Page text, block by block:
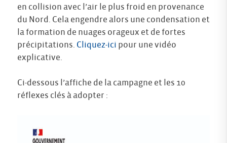
en collision avec l’air le plus froid en provenance
du Nord. Cela engendre alors une condensation et
la formation de nuages orageux et de fortes
précipitations. Cliquez-ici pour une vidéo
explicative.
Ci-dessous l’affiche de la campagne et les 10
réflexes clés à adopter :